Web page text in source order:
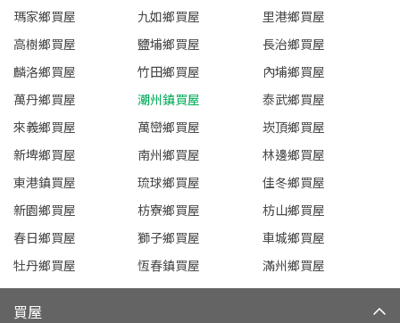
瑪家鄉買屋
九如鄉買屋
里港鄉買屋
高樹鄉買屋
鹽埔鄉買屋
長治鄉買屋
麟洛鄉買屋
竹田鄉買屋
內埔鄉買屋
萬丹鄉買屋
潮州鎮買屋
泰武鄉買屋
來義鄉買屋
萬巒鄉買屋
崁頂鄉買屋
新埤鄉買屋
南州鄉買屋
林邊鄉買屋
東港鎮買屋
琉球鄉買屋
佳冬鄉買屋
新園鄉買屋
枋寮鄉買屋
枋山鄉買屋
春日鄉買屋
獅子鄉買屋
車城鄉買屋
牡丹鄉買屋
恆春鎮買屋 滿州鄉買屋
買屋